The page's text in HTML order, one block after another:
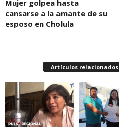
Mujer golpea hasta
cansarse a la amante de su
esposo en Cholula
Artículos relacionados